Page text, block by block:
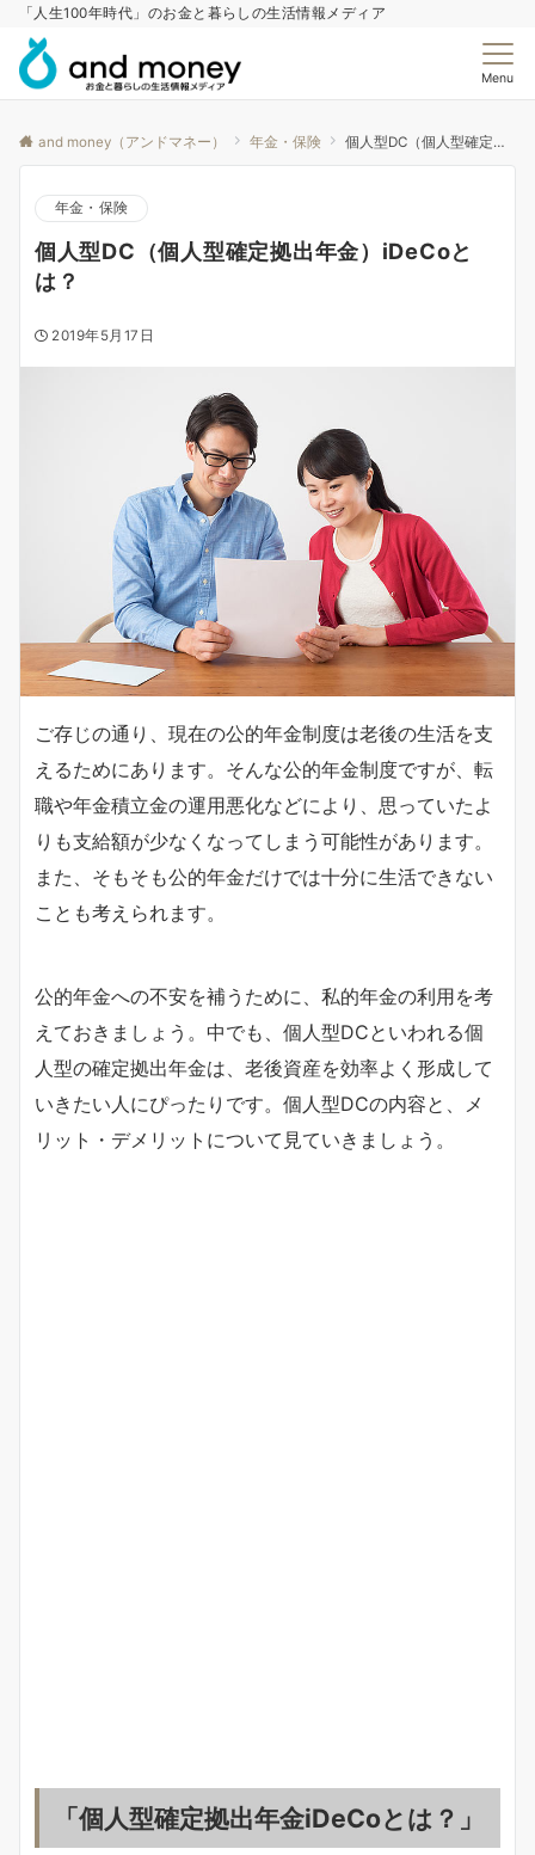
「人生100年時代」のお金と暮らしの生活情報メディア
Menu
and money（アンドマネー） 年金・保険 個人型DC（個人型確定拠出年金）iDeCoとは？
年金・保険
個人型DC（個人型確定拠出年金）iDeCoと
は？
2019年5月17日
ご存じの通り、現在の公的年金制度は老後の生活を支
えるためにあります。そんな公的年金制度ですが、転
職や年金積立金の運用悪化などにより、思っていたよ
りも支給額が少なくなってしまう可能性があります。
また、そもそも公的年金だけでは十分に生活できない
ことも考えられます。
公的年金への不安を補うために、私的年金の利用を考
えておきましょう。中でも、個人型DCといわれる個
人型の確定拠出年金は、老後資産を効率よく形成して
いきたい人にぴったりです。個人型DCの内容と、メ
リット・デメリットについて見ていきましょう。
「個人型確定拠出年金iDeCoとは？」